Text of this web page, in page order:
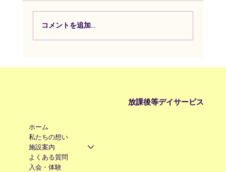
不安が強い子への支援⑤
コメントを追加…
ホーム
私たちの想い
施設案内
よくある質問
入会・体験
放課後等デイサービス